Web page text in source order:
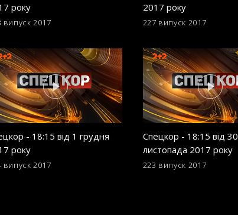
року
випуск 2017
2017 року
227 випуск 2017
- 18:15 від 1 грудня
року
випуск 2017
Спецкор - 18:15 від 30
листопада 2017 року
223 випуск 2017